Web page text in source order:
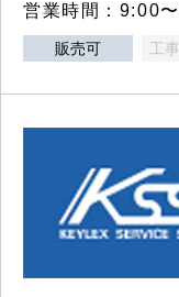
営業時間：9:00
販売可 工